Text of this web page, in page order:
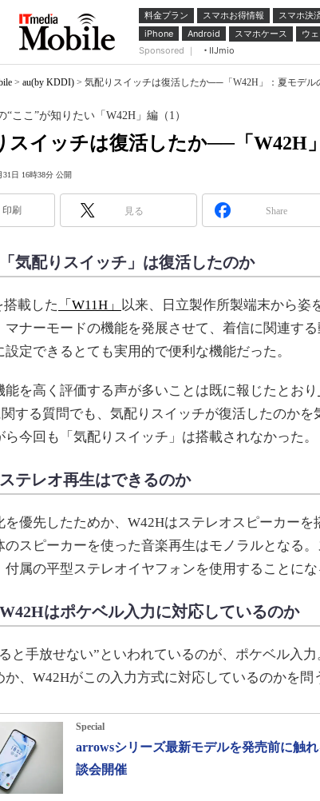
料金プラン スマホお得情報 スマホ決
iPhone
Android スマホケース ウ
Sponsored ｜
IIJmio
> au(by KDDI) > 気配りスイッチは復活したか──「W42H」：夏モデル
スイッチは復活したか──「W42H」
“ここ”が知りたい「W42H」編（1）
31日 16時38分 公開
印刷 見る Share
気配りスイッチ」は復活したのか
載した 「W11H」 以来、日立製作所製端末から姿
マナーモードの機能を発展させて、着信に関連す
設定できるとても実用的で便利な機能だった。
を高く評価する声が多いことは既に報じたとおり
する質問でも、気配りスイッチが復活したのかを
ら今回も「気配りスイッチ」は搭載されなかった。
テレオ再生はできるのか
優先したためか、W42Hはステレオスピーカーを
のスピーカーを使った音楽再生はモノラルとなる
付属の平型ステレオイヤフォンを使用することにな
はポケベル入力に対応しているのか
と手放せない”といわれているのが、ポケベル入
か、W42Hがこの入力方式に対応しているのかを問
Special
arrowsシリーズ最新モデルを発売前に触
談会開催